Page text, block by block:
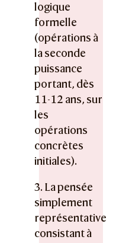
logique
formelle
(opérations à
la seconde
puissance
portant, dès
11-12 ans, sur
les
opérations
concrètes
initiales).
3. La pensée
simplement
représentative
consistant à